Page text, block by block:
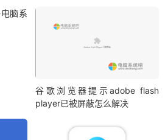
谷歌浏览器提示adobe flash
player已被屏蔽怎么解决